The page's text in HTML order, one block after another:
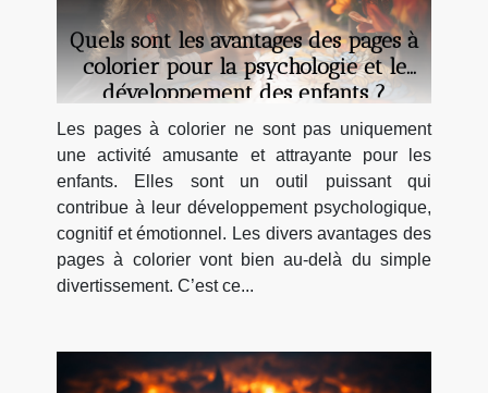
Quels sont les avantages des pages à
colorier pour la psychologie et le
développement des enfants ?
Les pages à colorier ne sont pas uniquement
une activité amusante et attrayante pour les
enfants. Elles sont un outil puissant qui
contribue à leur développement psychologique,
cognitif et émotionnel. Les divers avantages des
pages à colorier vont bien au-delà du simple
divertissement. C’est ce...